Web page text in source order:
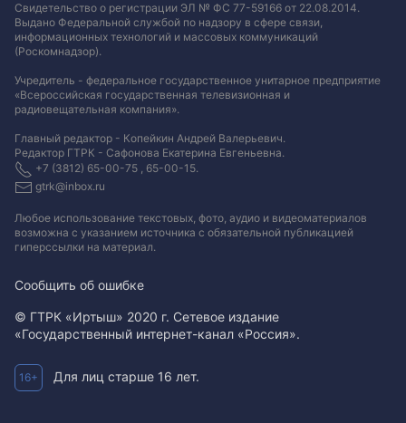
Свидетельство о регистрации ЭЛ № ФС 77-59166 от 22.08.2014.
Выдано Федеральной службой по надзору в сфере связи,
информационных технологий и массовых коммуникаций
(Роскомнадзор).
Учредитель - федеральное государственное унитарное предприятие
«Всероссийская государственная телевизионная и
радиовещательная компания».
Главный редактор - Копейкин Андрей Валерьевич.
Редактор ГТРК - Сафонова Екатерина Евгеньевна.
+7 (3812) 65-00-75 , 65-00-15.
gtrk@inbox.ru
Любое использование текстовых, фото, аудио и видеоматериалов
возможна с указанием источника с обязательной публикацией
гиперссылки на материал.
Сообщить об ошибке
© ГТРК «Иртыш» 2020 г. Сетевое издание
«Государственный интернет-канал «Россия».
16+ Для лиц старше 16 лет.